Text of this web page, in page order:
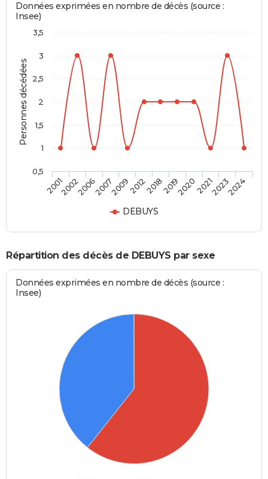
Personnes décédées
Données exprimées en nombre de décès (source :
Insee)
DEBUYS
200120022006200720092012201820192020202120232024
0,5
1
1,5
2
2,5
3
3,5
Répartition des décès de DEBUYS par sexe
Données exprimées en nombre de décès (source :
Insee)